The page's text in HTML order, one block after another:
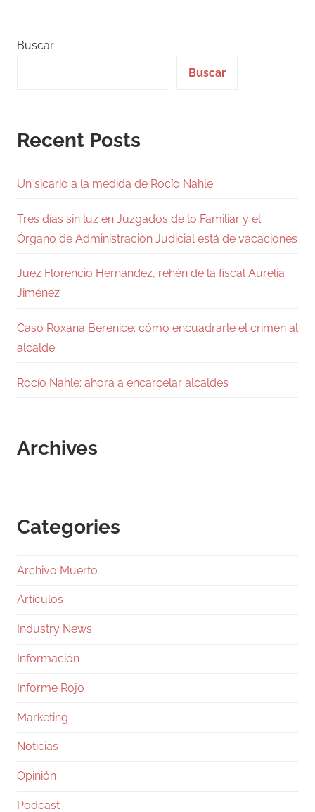
Buscar
Buscar
Recent Posts
Un sicario a la medida de Rocío Nahle
Tres días sin luz en Juzgados de lo Familiar y el
Órgano de Administración Judicial está de vacaciones
Juez Florencio Hernández, rehén de la fiscal Aurelia
Jiménez
Caso Roxana Berenice: cómo encuadrarle el crimen al
alcalde
Rocío Nahle: ahora a encarcelar alcaldes
Archives
Categories
Archivo Muerto
Artículos
Industry News
Información
Informe Rojo
Marketing
Noticias
Opinión
Podcast